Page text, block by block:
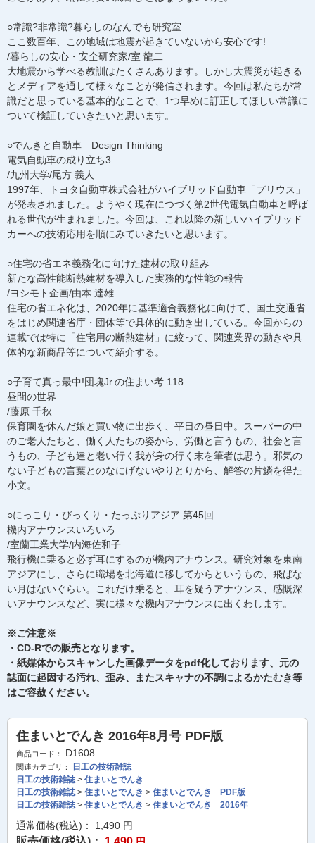
○常識?非常識?暮らしのなんでも研究室
ここ数百年、この地域は地震が起きていないから安心です!
/暮らしの安心・安全研究家/室 龍二
大地震から学べる教訓はたくさんあります。しかし大震災が起きる
とメディアを通して様々なことが発信されます。今回は私たちが常
識だと思っている基本的なことで、1つ早めに訂正してほしい常識に
ついて検証していきたいと思います。
○でんきと自動車 Design Thinking
電気自動車の成り立ち3
/九州大学/尾方 義人
1997年、トヨタ自動車株式会社がハイブリッド自動車「プリウス」
が発表されました。ようやく現在につづく第2世代電気自動車と呼ば
れる世代が生まれました。今回は、これ以降の新しいハイブリッド
カーへの技術応用を順にみていきたいと思います。
○住宅の省エネ義務化に向けた建材の取り組み
新たな高性能断熱建材を導入した実務的な性能の報告
/ヨシモト企画/由本 達雄
住宅の省エネ化は、2020年に基準適合義務化に向けて、国土交通省
をはじめ関連省庁・団体等で具体的に動き出している。今回からの
連載では特に「住宅用の断熱建材」に絞って、関連業界の動きや具
体的な新商品等について紹介する。
○子育て真っ最中!団塊Jr.の住まい考 118
昼間の世界
/藤原 千秋
保育園を休んだ娘と買い物に出歩く、平日の昼日中。スーパーの中
のご老人たちと、働く人たちの姿から、労働と言うもの、社会と言
うもの、子ども達と老い行く我が身の行く末を筆者は思う。邪気の
ない子どもの言葉とのなにげないやりとりから、解答の片鱗を得た
小文。
○にっこり・びっくり・たっぷりアジア 第45回
機内アナウンスいろいろ
/室蘭工業大学/内海佐和子
飛行機に乗ると必ず耳にするのが機内アナウンス。研究対象を東南
アジアにし、さらに職場を北海道に移してからというもの、飛ばな
い月はないぐらい。これだけ乗ると、耳を疑うアナウンス、感慨深
いアナウンスなど、実に様々な機内アナウンスに出くわします。
※ご注意※
・CD-Rでの販売となります。
・紙媒体からスキャンした画像データをpdf化しております、元の
誌面に起因する汚れ、歪み、またスキャナの不調によるかたむき等
はご容赦ください。
住まいとでんき 2016年8月号 PDF版
商品コード： D1608
関連カテゴリ：
日工の技術雑誌
日工の技術雑誌> 住まいとでんき
日工の技術雑誌> 住まいとでんき > 住まいとでんき PDF版
日工の技術雑誌> 住まいとでんき > 住まいとでんき 2016年
通常価格(税込)： 1,490 円